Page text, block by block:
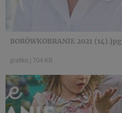
BORÓWKOBRANIE 2021 (14).jpg
grafika 704 KB